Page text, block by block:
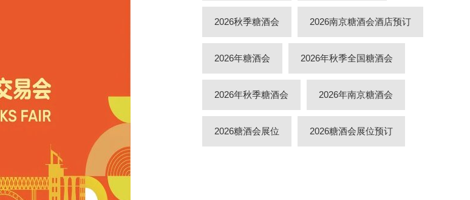
2026秋季糖酒会 2026南京糖酒会酒店预订
2026年糖酒会 2026年秋季全国糖酒会
2026年秋季糖酒会 2026年南京糖酒会
2026糖酒会展位 2026糖酒会展位预订